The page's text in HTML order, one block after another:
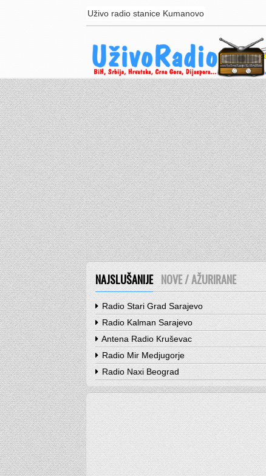
Uživo radio stanice Kumanovo
NAJSLUŠANIJE NOVE / AŽURIRANE
Radio Stari Grad Sarajevo
Radio Kalman Sarajevo
Antena Radio Kruševac
Radio Mir Medjugorje
Radio Naxi Beograd